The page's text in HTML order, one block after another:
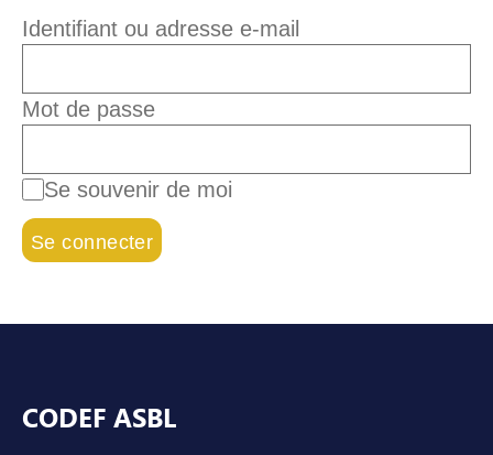
Identifiant ou adresse e-mail
Mot de passe
Se souvenir de moi
CODEF ASBL